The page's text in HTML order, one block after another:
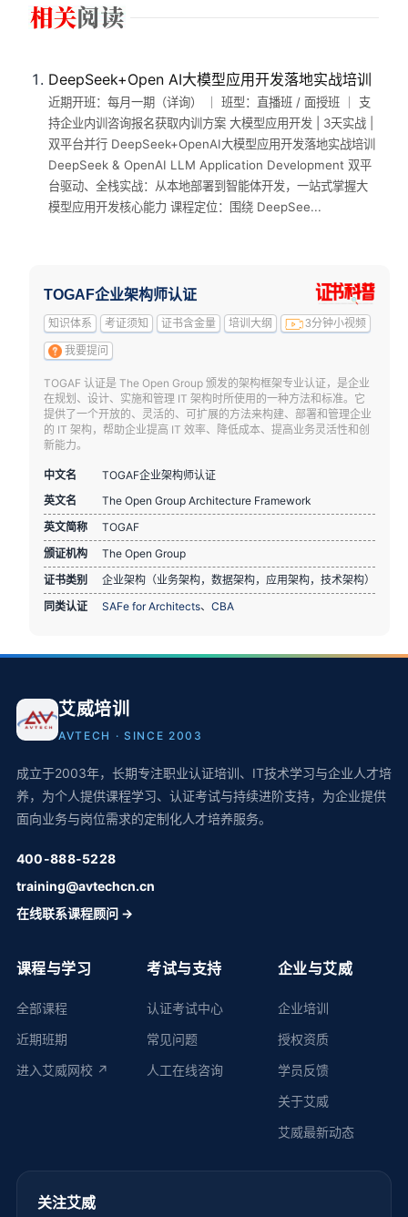
DeepSeek+Open AI大模型应用开发落地实战培训
近期开班：每月一期（详询） ｜ 班型：直播班 / 面授班 ｜ 支
持企业内训咨询报名获取内训方案 大模型应用开发 | 3天实战 |
双平台并行 DeepSeek+OpenAI大模型应用开发落地实战培训
DeepSeek & OpenAI LLM Application Development 双平
台驱动、全栈实战：从本地部署到智能体开发，一站式掌握大
模型应用开发核心能力 课程定位：围绕 DeepSee...
TOGAF企业架构师认证
知识体系 考证须知 证书含金量 培训大纲 3分钟小视频
我要提问
TOGAF 认证是 The Open Group 颁发的架构框架专业认证，是企业
在规划、设计、实施和管理 IT 架构时所使用的一种方法和标准。它
提供了一个开放的、灵活的、可扩展的方法来构建、部署和管理企业
的 IT 架构，帮助企业提高 IT 效率、降低成本、提高业务灵活性和创
新能力。
中文名
TOGAF企业架构师认证
英文名
The Open Group Architecture Framework
英文简称
TOGAF
颁证机构
The Open Group
证书类别
企业架构（业务架构，数据架构，应用架构，技术架构）
同类认证
SAFe for Architects、CBA
艾威培训
AVTECH · SINCE 2003
成立于2003年，长期专注职业认证培训、IT技术学习与企业人才培
养，为个人提供课程学习、认证考试与持续进阶支持，为企业提供
面向业务与岗位需求的定制化人才培养服务。
400-888-5228
training@avtechcn.cn
在线联系课程顾问 →
课程与学习
全部课程
近期班期
进入艾威网校 ↗
考试与支持
认证考试中心
常见问题
人工在线咨询
企业与艾威
企业培训
授权资质
学员反馈
关于艾威
艾威最新动态
关注艾威